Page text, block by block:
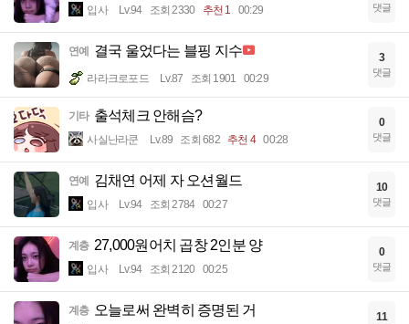
입사 Lv.94 조회 2330 추천 1 00:29 댓글
연예 결국 울었다는 블핑 지수
라라크로포드 Lv.87 조회 1901 00:29
3
댓글
기타 출석체크 안해슴?
사실난라쿤 Lv.89 조회 682 추천 4 00:28
0
댓글
연예 김채연 어제 자 오션월드
입사 Lv.94 조회 2784 00:27
10
댓글
계층 27,000원어치 곱창 2인분 양
입사 Lv.94 조회 2120 00:25
0
댓글
계층 오늘로써 완벽히 증명된 거 11